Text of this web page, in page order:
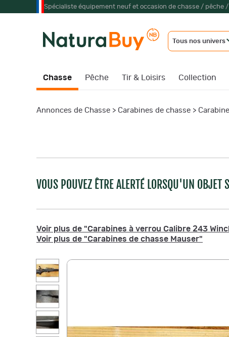
Spécialiste équipement neuf et occasion de chasse / pêche
Tous nos univers
Chasse Pêche Tir & Loisirs Collection
Annonces de Chasse > Carabines de chasse >
VOUS POUVEZ ÊTRE ALERTÉ LORSQU'UN
Voir plus de "Carabines à verrou Calibre 243
Voir plus de "Carabines de chasse Mauser"